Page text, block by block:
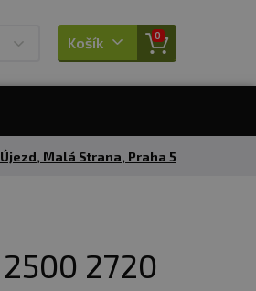
Košík 0
Malá Strana, Praha 5
2500 2720